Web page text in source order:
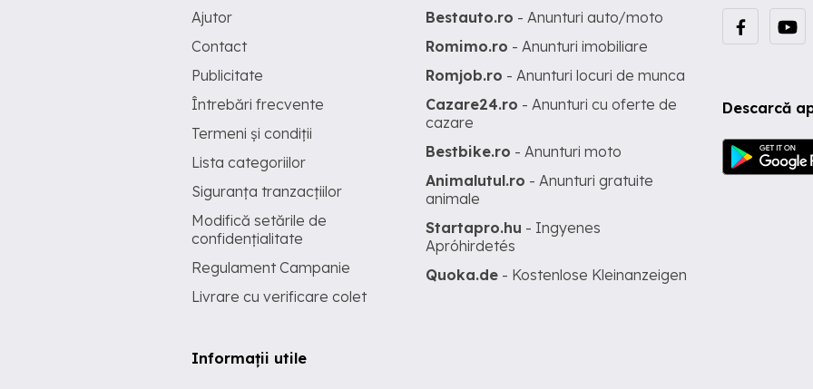
Descarcă
Ajutor
Contact
Publicitate
Întrebări frecvente
Termeni și condiții
Lista categoriilor
Siguranța tranzacțiilor
Modifică setările de
confidențialitate
Regulament Campanie
Livrare cu verificare colet
Informații utile
Bestauto.ro - Anunturi auto/moto
Romimo.ro - Anunturi imobiliare
Romjob.ro - Anunturi locuri de munca
Cazare24.ro - Anunturi cu oferte de
cazare
Bestbike.ro - Anunturi moto
Animalutul.ro - Anunturi gratuite
animale
Startapro.hu - Ingyenes
Apróhirdetés
Quoka.de - Kostenlose Kleinanzeigen